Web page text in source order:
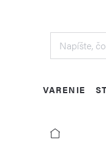
VARENIE